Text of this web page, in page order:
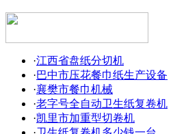
·江西省盘纸分切机
·巴中市压花餐巾纸生产设备
·襄樊市餐巾机械
·老字号全自动卫生纸复卷机
·凯里市加重型切卷机